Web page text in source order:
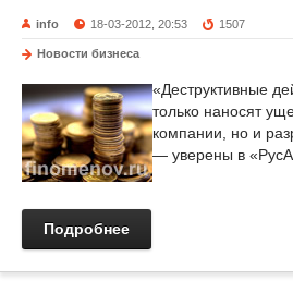
info 18-03-2012, 20:53 1507
Новости бизнеса
«Деструктивные
только наносят
компании, но и
— уверены в
Подробнее